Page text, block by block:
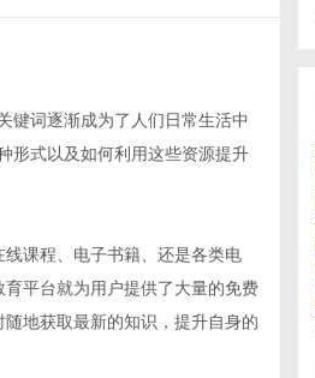
键词逐渐成为了人们日常生活中
形式以及如何利用这些资源提升
课程、电子书籍、还是各类电
平台就为用户提供了大量的免费
地获取最新的知识，提升自身的